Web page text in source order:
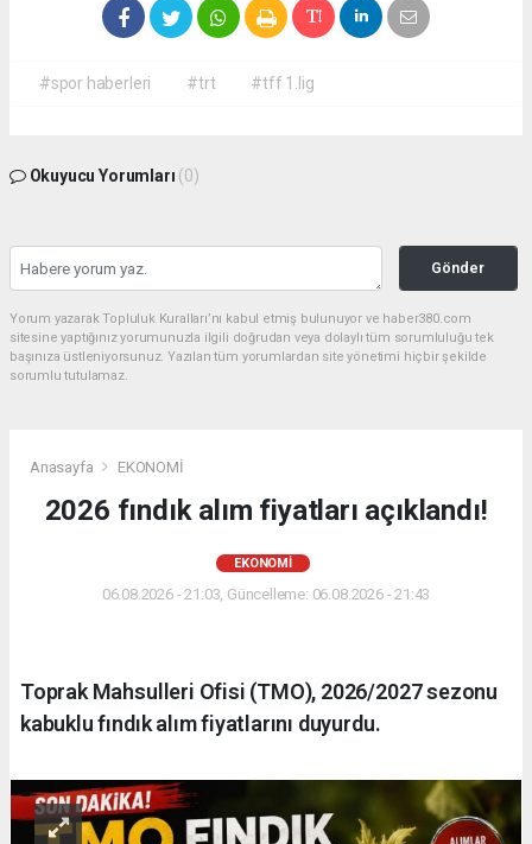
#spor haberleri #trt #tff 1.lig
Okuyucu Yorumları (0)
Gönder
Yorum yazarak Topluluk Kuralları’nı kabul etmiş bulunuyor ve haber380.com
sitesine yaptığınız yorumunuzla ilgili doğrudan veya dolaylı tüm sorumluluğu tek
başınıza üstleniyorsunuz. Yazılan tüm yorumlardan site yönetimi hiçbir şekilde
sorumlu tutulamaz.
Anasayfa EKONOMİ
2026 fındık alım fiyatları açıklandı!
EKONOMİ
06.08.2026 - 21:03, Güncelleme: 06.08.2026 - 21:43
Toprak Mahsulleri Ofisi (TMO), 2026/2027 sezonu
kabuklu fındık alım fiyatlarını duyurdu.